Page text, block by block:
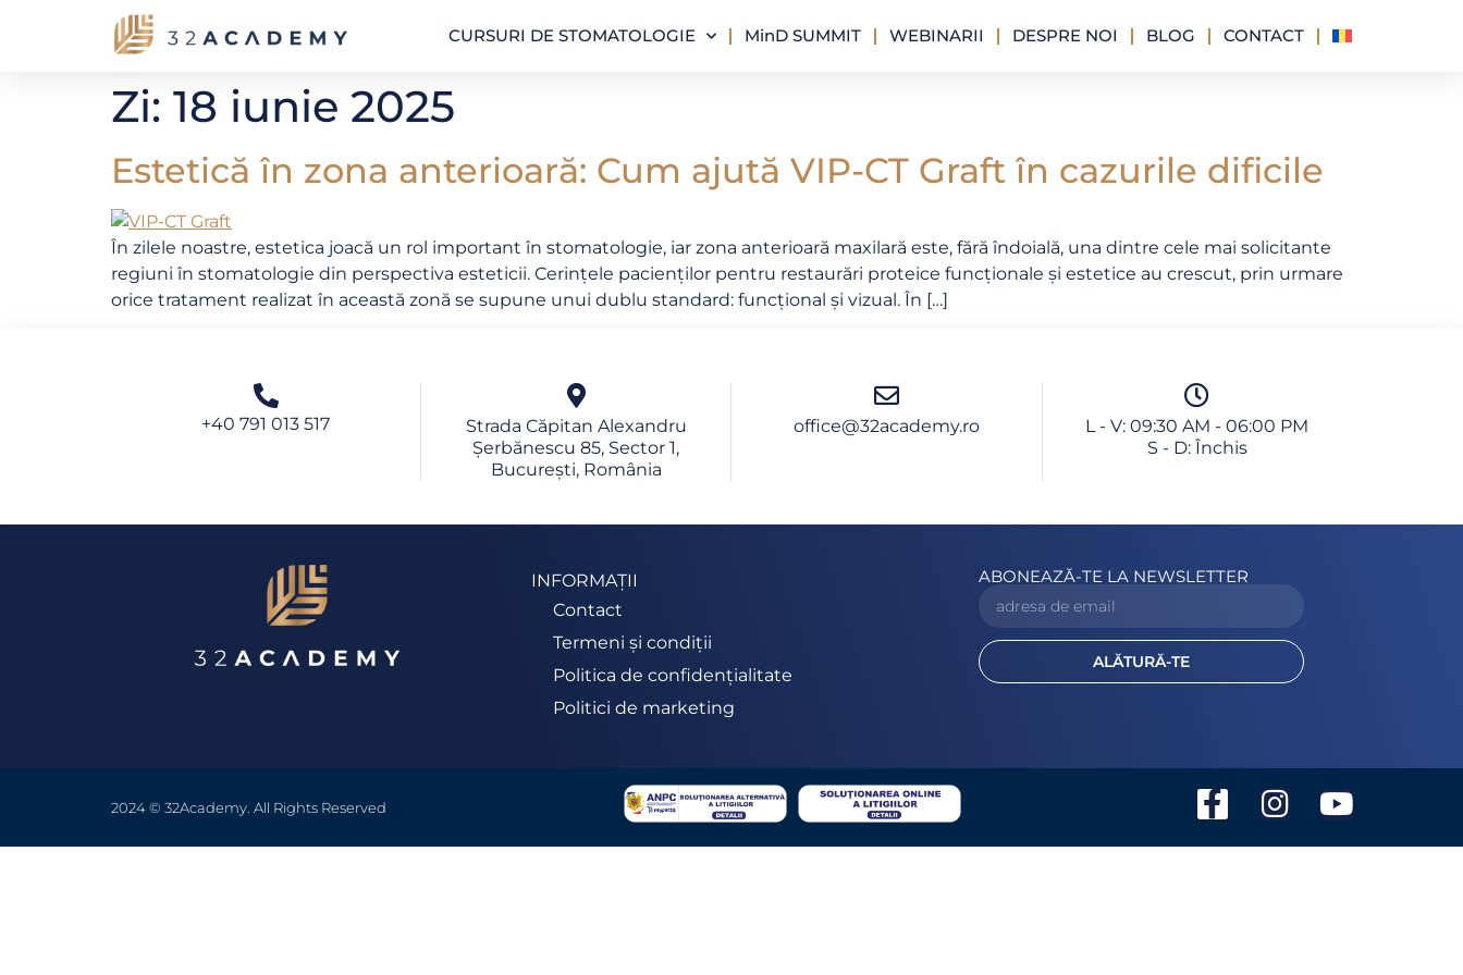
CURSURI DE STOMATOLOGIE MinD SUMMIT WEBINARII DESPRE NOI BLOG CONTACT
Zi: 18 iunie 2025
Estetică în zona anterioară: Cum ajută VIP-CT Graft în cazurile dificile
În zilele noastre, estetica joacă un rol important în stomatologie, iar zona anterioară maxilară este, fără îndoială, una dintre cele mai solicitante
regiuni în stomatologie din perspectiva esteticii. Cerințele pacienților pentru restaurări proteice funcționale și estetice au crescut, prin urmare
orice tratament realizat în această zonă se supune unui dublu standard: funcțional și vizual. În […]
+40 791 013 517
Strada Căpitan Alexandru
Șerbănescu 85, Sector 1,
București, România
office@32academy.ro
L - V: 09:30 AM - 06:00 PM
S - D: Închis
INFORMAȚII
Contact
Termeni și condiții
Politica de confidențialitate
Politici de marketing
ABONEAZĂ-TE LA NEWSLETTER
ALĂTURĂ-TE
2024 © 32Academy. All Rights Reserved